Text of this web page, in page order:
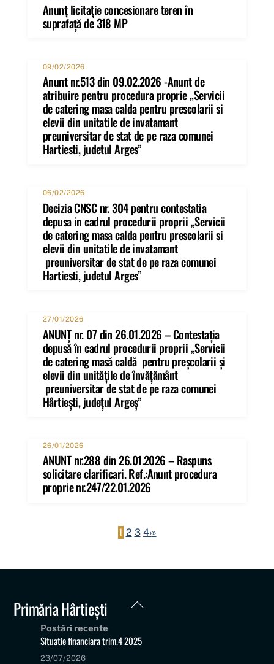
Anunț licitație concesionare teren în
suprafață de 318 MP
09/02/2026
Anunt nr.513 din 09.02.2026 -Anunt de
atribuire pentru procedura proprie „Servicii
de catering masa calda pentru prescolarii si
elevii din unitatile de invatamant
preuniversitar de stat de pe raza comunei
Hartiesti, judetul Arges”
06/02/2026
Decizia CNSC nr. 304 pentru contestatia
depusa in cadrul procedurii proprii „Servicii
de catering masa calda pentru prescolarii si
elevii din unitatile de invatamant
preuniversitar de stat de pe raza comunei
Hartiesti, judetul Arges”
27/01/2026
ANUNȚ nr. 07 din 26.01.2026 – Contestația
depusă în cadrul procedurii proprii „Servicii
de catering masă caldă pentru preșcolarii și
elevii din unitățile de învățământ
preuniversitar de stat de pe raza comunei
Hârtiești, județul Argeș”
26/01/2026
ANUNT nr.288 din 26.01.2026 – Raspuns
solicitare clarificari. Ref.:Anunt procedura
proprie nr.247/22.01.2026
1 2 3 4›»
Back
Primăria Hârtiești
Postări recente
Situatie financiara trim.4 2025
23/07/2026